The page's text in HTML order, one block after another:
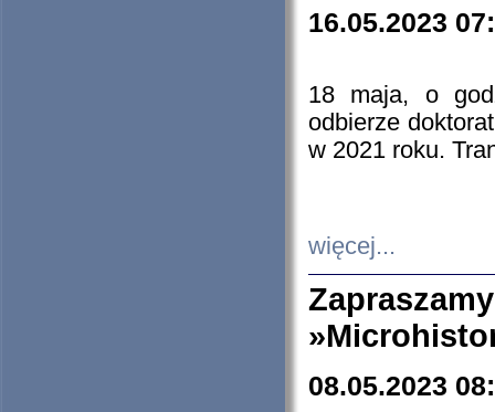
16.05.2023
18 maja, o
odbierze
w 2021 roku.
więcej...
08.05.2023